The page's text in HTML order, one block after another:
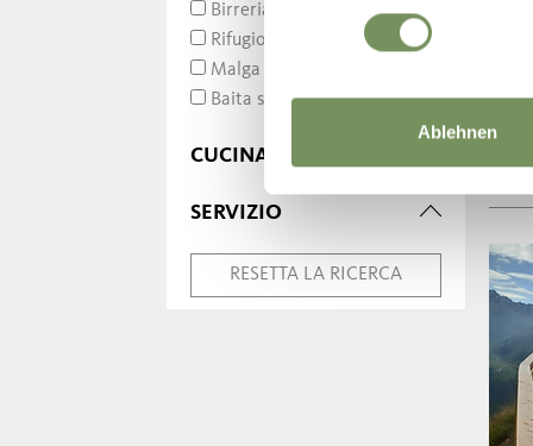
Ablehnen
Birreria con giardino (1)
Rifugio (4)
Malga (27)
Baita su pista da sci (3)
CUCINA
SERVIZIO
RESETTA LA RICERCA